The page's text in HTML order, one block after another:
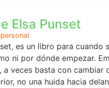
Elsa Punset
es un libro para cuando
ni por dónde empezar.
a veces basta con cambiar
no una huida hacia